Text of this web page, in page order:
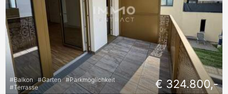
#Balkon #Garten #Parkmöglichkeit
#Terrasse € 324.800,-